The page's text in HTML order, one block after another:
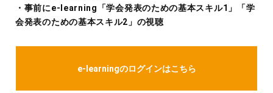
・事前にe-learning「学会発表のための基本スキル1」「学
会発表のための基本スキル2」の視聴
e-learningのログインはこちら